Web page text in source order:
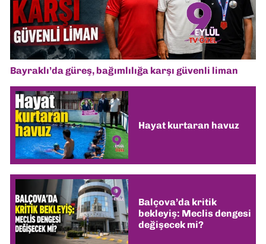
Bayraklı’da güreş, bağımlılığa karşı güvenli liman
Hayat kurtaran havuz
Balçova’da kritik
bekleyiş: Meclis dengesi
değişecek mi?